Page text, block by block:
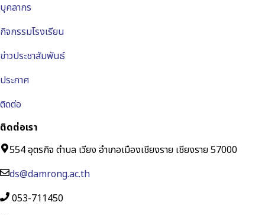
บุคลากร
กิจกรรมโรงเรียน
ข่าวประชาสัมพันธ์
ประกาศ
ติดต่อ
ติดต่อเรา
554 อุตรกิจ ตำบล เวียง อำเภอเมืองเชียงราย เชียงราย 57000
ds@damrong.ac.th
053-711450